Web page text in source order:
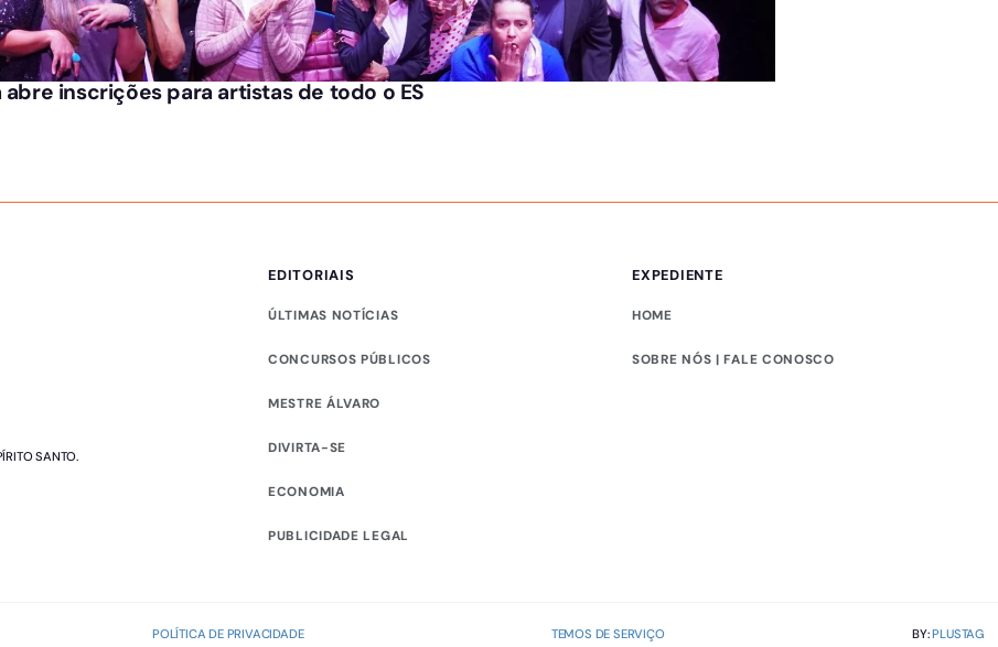
inscrições para artistas de todo o ES
SANTO.
EDITORIAIS
ÚLTIMAS NOTÍCIAS
CONCURSOS PÚBLICOS
MESTRE ÁLVARO
DIVIRTA-SE
ECONOMIA
PUBLICIDADE LEGAL
EXPEDIENTE
HOME
SOBRE NÓS | FALE CONOSCO
POLÍTICA DE PRIVACIDADE TEMOS DE SERVIÇO BY:PLUSTAG